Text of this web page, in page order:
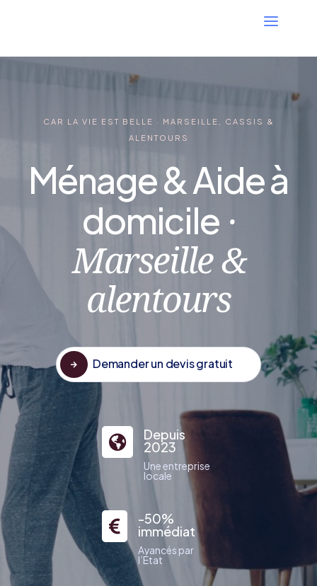
CAR LA VIE EST BELLE · MARSEILLE, CASSIS &
ALENTOURS
Ménage & Aide à
domicile·
Marseille &
alentours
 Demander un devis gratuit
 Depuis
2023
Une entreprise
locale
 -50%
immédiat
Avancés par
l’État